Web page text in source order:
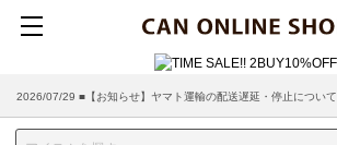
2026/07/29 ■【お知らせ】ヤマト運輸の配送遅延・停止について